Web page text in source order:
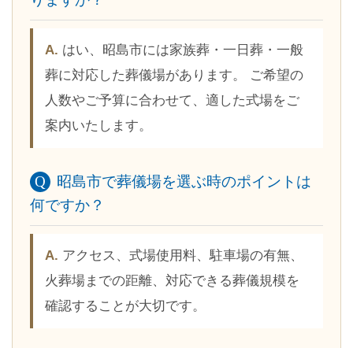
はい、昭島市には家族葬・一日葬・一般
葬に対応した葬儀場があります。 ご希望の
人数やご予算に合わせて、適した式場をご
案内いたします。
昭島市で葬儀場を選ぶ時のポイントは
何ですか？
アクセス、式場使用料、駐車場の有無、
火葬場までの距離、対応できる葬儀規模を
確認することが大切です。